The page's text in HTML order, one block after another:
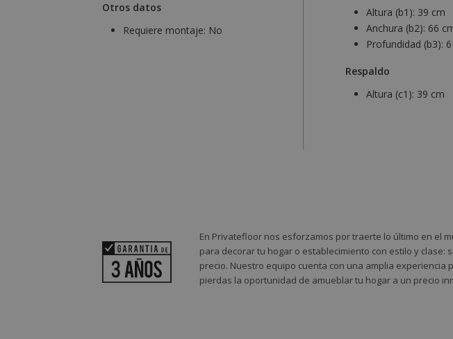
Otros datos
Requiere montaje: No
Altura (b1): 39 cm
Anchura (b2): 66
Profundidad (b3):
Respaldo
Altura (c1): 39 cm
En Privatefloor nos esforzamos por traerte lo último en el
para decorar tu hogar o establecimiento con estilo y
precio. Nuestro equipo cuenta con una amplia
pierdas la oportunidad de amueblar tu hogar a un precio